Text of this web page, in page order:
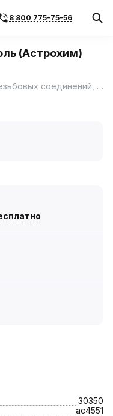
8 800 775-75-56
(Астрохим)
Предназначена для смазывания резьбовых соединений, открытых зубчатых передач, домкратов, запорной арматуры и прочего индустриального оборудования.
30350
ac4551